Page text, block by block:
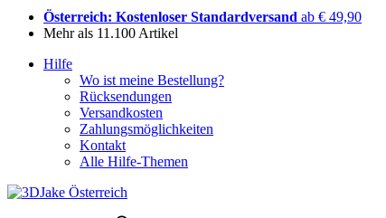
Österreich: Kostenloser Standardversand ab € 49,90
Mehr als 11.100 Artikel
Hilfe
Wo ist meine Bestellung?
Rücksendungen
Versandkosten
Zahlungsmöglichkeiten
Kontakt
Alle Hilfe-Themen